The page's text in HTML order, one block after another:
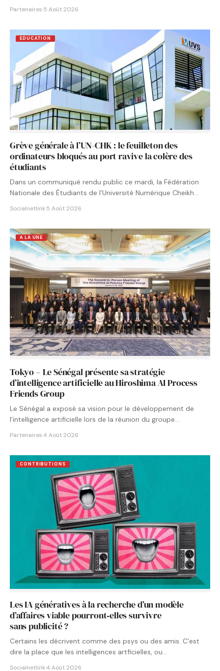
Partenaires·5 Août 2026
EDUCATION
Grève générale à l’UN-CHK : le feuilleton des
ordinateurs bloqués au port ravive la colère des
étudiants
Dans un communiqué rendu public ce mardi, la Fédération
Nationale des Étudiants de l’Université Numérique Cheikh
Socialnetlink·5 Août 2026
A LA UNE
Tokyo – Le Sénégal présente sa stratégie
d’intelligence artificielle au Hiroshima AI Process
Friends Group
Le Sénégal a exposé sa vision pour le développement de
l’intelligence artificielle lors de la réunion du groupe…
Partenaires·4 Août 2026
CONTRIBUTIONS
Les IA génératives à la recherche d’un modèle
d’affaires viable pourront‑elles survivre
sans publicité ?
Certains les décrivent comme des psys ou des amis. C’est
dire la place que les intelligences artficielles, ou…
Socialnetlink·4 Août 2026